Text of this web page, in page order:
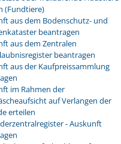
(Fundtiere)
aus dem Bodenschutz- und
beantragen
aus dem Zentralen
beantragen
aus der Kaufpreissammlung
im Rahmen der
auf Verlangen der
erteilen
- Auskunft